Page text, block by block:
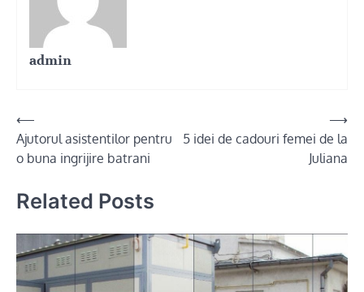
admin
Post
navigation
⟵
Ajutorul asistentilor pentru
o buna ingrijire batrani
5 idei de cadouri femei de la
Juliana
⟶
Related Posts